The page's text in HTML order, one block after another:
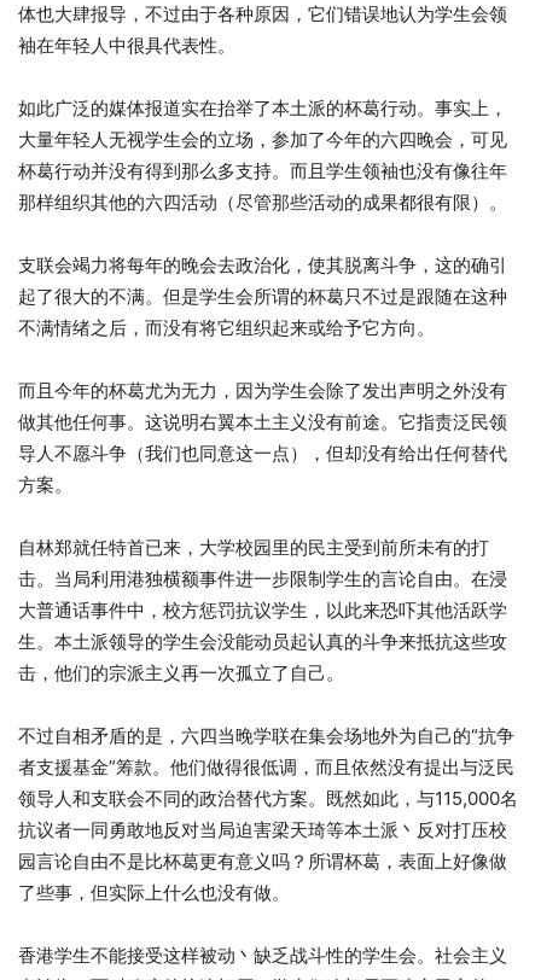
体也大肆报导，不过由于各种原因，它们错误地认为学生会领
袖在年轻人中很具代表性。
如此广泛的媒体报道实在抬举了本土派的杯葛行动。事实上，
大量年轻人无视学生会的立场，参加了今年的六四晚会，可见
杯葛行动并没有得到那么多支持。而且学生领袖也没有像往年
那样组织其他的六四活动（尽管那些活动的成果都很有限）。
支联会竭力将每年的晚会去政治化，使其脱离斗争，这的确引
起了很大的不满。但是学生会所谓的杯葛只不过是跟随在这种
不满情绪之后，而没有将它组织起来或给予它方向。
而且今年的杯葛尤为无力，因为学生会除了发出声明之外没有
做其他任何事。这说明右翼本土主义没有前途。它指责泛民领
导人不愿斗争（我们也同意这一点），但却没有给出任何替代
方案。
自林郑就任特首已来，大学校园里的民主受到前所未有的打
击。当局利用港独横额事件进一步限制学生的言论自由。在浸
大普通话事件中，校方惩罚抗议学生，以此来恐吓其他活跃学
生。本土派领导的学生会没能动员起认真的斗争来抵抗这些攻
击，他们的宗派主义再一次孤立了自己。
不过自相矛盾的是，六四当晚学联在集会场地外为自己的“抗争
者支援基金”筹款。他们做得很低调，而且依然没有提出与泛民
领导人和支联会不同的政治替代方案。既然如此，与115,000名
抗议者一同勇敢地反对当局迫害梁天琦等本土派丶反对打压校
园言论自由不是比杯葛更有意义吗？所谓杯葛，表面上好像做
了些事，但实际上什么也没有做。
香港学生不能接受这样被动丶缺乏战斗性的学生会。社会主义